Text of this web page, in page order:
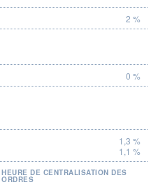
2 %
0 %
1,3 %
1,1 %
HEURE DE CENTRALISATION DES
ORDRES